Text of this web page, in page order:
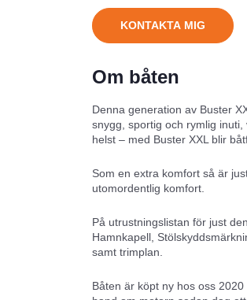
KONTAKTA MIG
Om båten
Denna generation av Buster
snygg, sportig och rymlig
helst – med Buster XXL blir
Som en extra komfort så är
utomordentlig komfort.
På utrustningslistan för just
Hamnkapell,
samt trimplan.
Båten är köpt ny hos oss